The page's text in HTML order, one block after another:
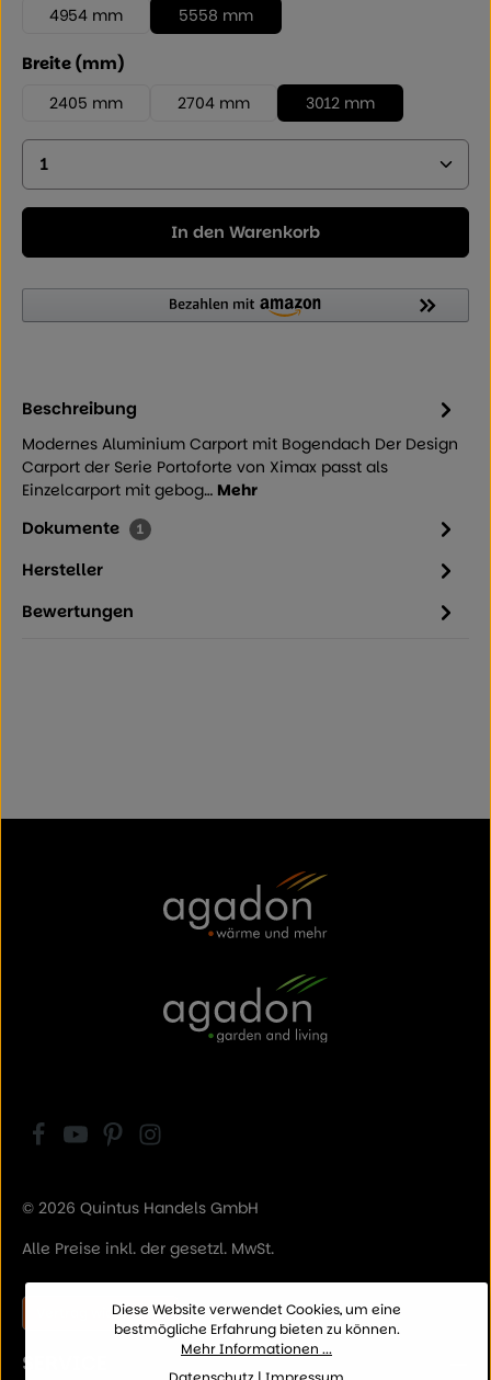
4954 mm 5558 mm
Breite (mm)
2405 mm 2704 mm 3012 mm
Produkt Anzahl: Geben Sie den gewünschten
In den Warenkorb
Beschreibung
Modernes Aluminium Carport mit Bogendach Der Design
Carport der Serie Portoforte von Ximax passt als
Einzelcarport mit gebog… Mehr
Dokumente 1
Hersteller
Bewertungen
© 2026 Quintus Handels GmbH
Alle Preise inkl. der gesetzl. MwSt.
Vertrag widerrufen
SERVICE
Diese Website verwendet Cookies, um eine
bestmögliche Erfahrung bieten zu können.
Mehr Informationen ...